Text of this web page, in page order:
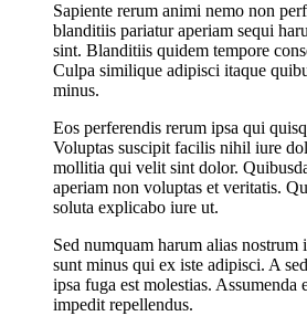
Sapiente rerum animi nemo non
blanditiis pariatur aperiam sequi
sint. Blanditiis quidem tempore
Culpa similique adipisci itaque
minus.
Eos perferendis rerum ipsa qui
Voluptas suscipit facilis nihil iure
mollitia qui velit sint dolor.
aperiam non voluptas et veritatis.
soluta explicabo iure ut.
Sed numquam harum alias nostrum
sunt minus qui ex iste adipisci. A
ipsa fuga est molestias. Assumenda
impedit repellendus.